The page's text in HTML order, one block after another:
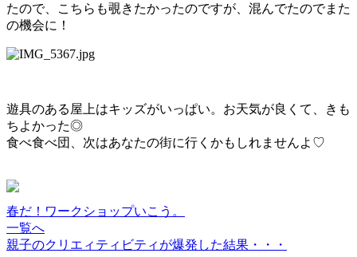
たので、こちらも覗きたかったのですが、混んでたのでまた
の機会に！
遊具のある屋上はキッズがいっぱい。お天気が良くて、きも
ちよかった◎
食べ食べ団、次はあなたの街に行くかもしれませんよ♡
春だ！ワークショップいこう。
一覧へ
親子のクリエィティビティが爆発した結果・・・